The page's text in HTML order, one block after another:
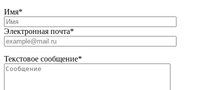
Имя*
Электронная почта*
Текстовое сообщение*